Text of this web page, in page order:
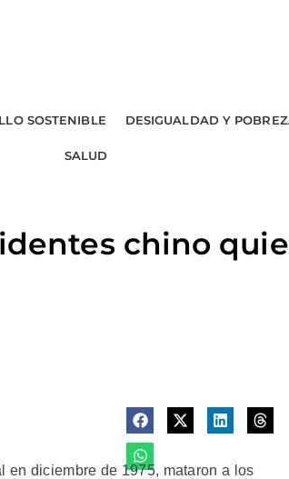
SOSTENIBLE DESIGUALDAD Y
SALUD
chino
en diciembre de 1975, mataron a los